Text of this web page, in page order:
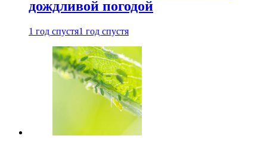
дождливой погодой
1 год спустя1 год спустя